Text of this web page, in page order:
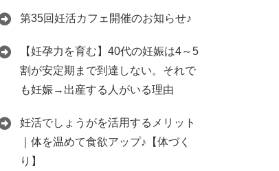
第35回妊活カフェ開催のお知らせ♪
【妊孕力を育む】40代の妊娠は4～5
割が安定期まで到達しない。それで
も妊娠→出産する人がいる理由
妊活でしょうがを活用するメリット
｜体を温めて食欲アップ♪【体づく
り】